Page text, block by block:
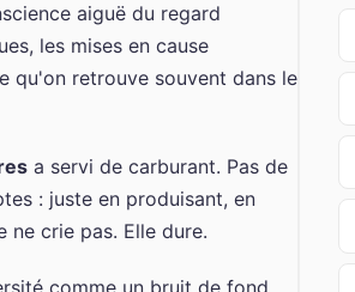
aiguë du regard
les mises en cause
qu'on retrouve souvent dans le
a servi de carburant. Pas de
: juste en produisant, en
ne crie pas. Elle dure.